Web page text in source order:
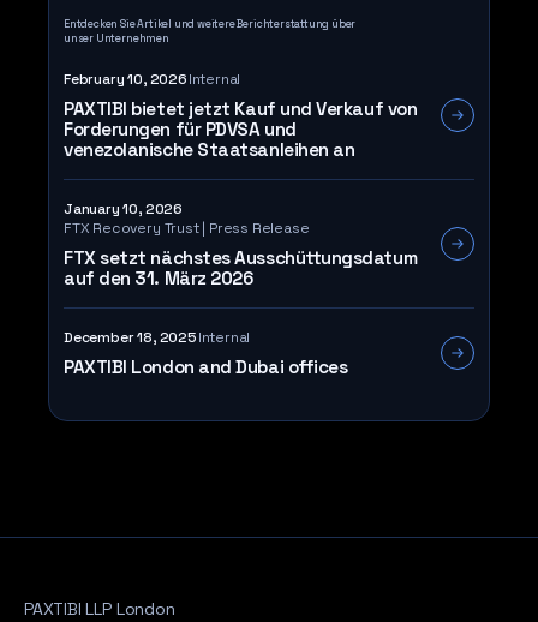
Entdecken Sie Artikel und weitere Berichterstattung über
unser Unternehmen
February 10, 2026Internal
PAXTIBI bietet jetzt Kauf und Verkauf von
Forderungen für PDVSA und
venezolanische Staatsanleihen an
January 10, 2026
FTX Recovery Trust | Press Release
FTX setzt nächstes Ausschüttungsdatum
auf den 31. März 2026
December 18, 2025Internal
PAXTIBI London and Dubai offices
PAXTIBI LLP London